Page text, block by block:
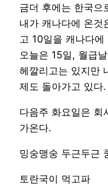
금더 후에는 한국으
내가 캐나다에 온
고 10일을 캐나다에
오늘은 15일, 월급
헤깔리고는 있지만
제도 돌아가고 있다.
다음주 화요일은 회
가온다.
밍숭맹숭 두근두근
토란국이 먹고파